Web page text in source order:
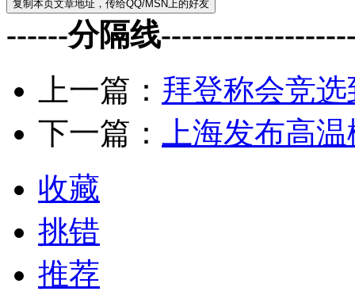
------分隔线
上一篇： 拜登称会竞
下一篇：
上海发布高
收藏
挑错
推荐